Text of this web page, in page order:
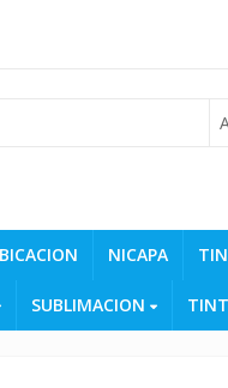
NICAPA
SUBLIMACION